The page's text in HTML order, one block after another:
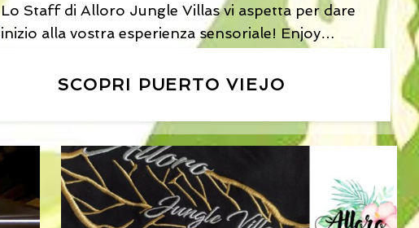
Lo Staff di Alloro Jungle Villas vi aspetta per dare
inizio alla vostra esperienza sensoriale! Enjoy…
SCOPRI PUERTO VIEJO